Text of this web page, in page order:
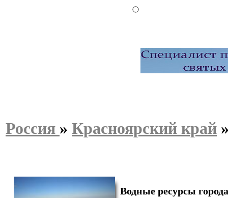
Россия » Красноярский край
Водные ресурсы